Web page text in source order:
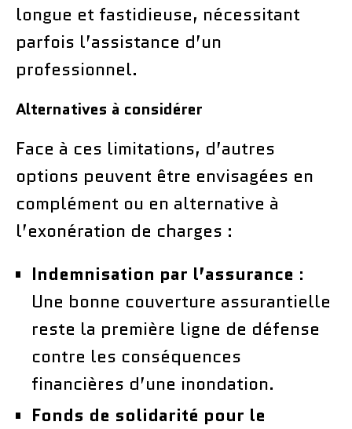
longue et fastidieuse, nécessitant
parfois l’assistance d’un
professionnel.
Alternatives à considérer
Face à ces limitations, d’autres
options peuvent être envisagées en
complément ou en alternative à
l’exonération de charges :
Indemnisation par l’assurance :
Une bonne couverture assurantielle
reste la première ligne de défense
contre les conséquences
financières d’une inondation.
Fonds de solidarité pour le